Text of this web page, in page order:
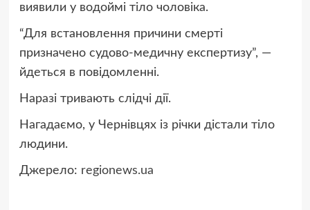
виявили у водоймі тіло чоловіка.
“Для встановлення причини смерті
призначено судово-медичну експертизу”, —
йдеться в повідомленні.
Наразі тривають слідчі дії.
Нагадаємо, у Чернівцях із річки дістали тіло
людини.
Джерело: regionews.ua